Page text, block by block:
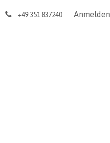
+49 351 837240 Anmelden